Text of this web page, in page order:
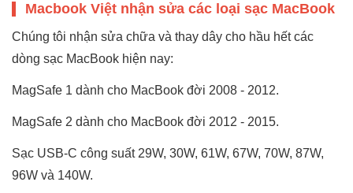
Macbook Việt nhận sửa các loại sạc MacBook
Chúng tôi nhận sửa chữa và thay dây cho hầu hết các
dòng sạc MacBook hiện nay:
MagSafe 1 dành cho MacBook đời 2008 - 2012.
MagSafe 2 dành cho MacBook đời 2012 - 2015.
Sạc USB-C công suất 29W, 30W, 61W, 67W, 70W, 87W,
96W và 140W.